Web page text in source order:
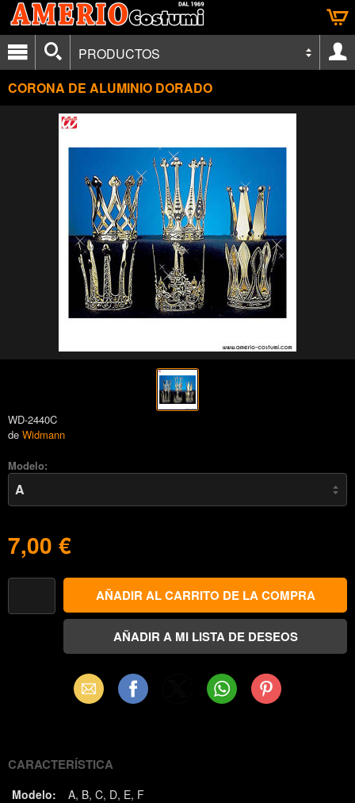
PRODUCTOS
CORONA DE ALUMINIO DORADO
WD-2440C
de Widmann
Modelo:
7,00 €
Email Facebook WhatsAppPinterest
CARACTERÍSTICA
Modelo: A B C D E F